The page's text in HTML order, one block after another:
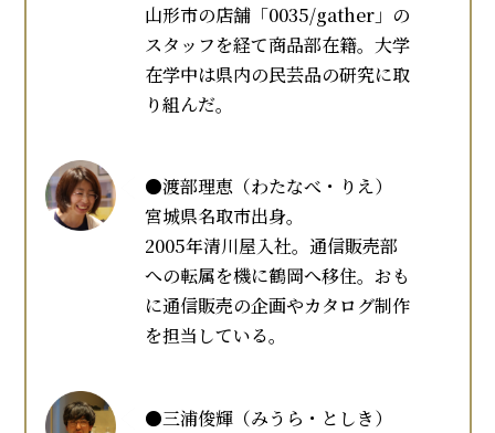
山形市の店舗「0035/gather」の
スタッフを経て商品部在籍。大学
在学中は県内の民芸品の研究に取
り組んだ。
●渡部理恵（わたなべ・りえ）
宮城県名取市出身。
2005年清川屋入社。通信販売部
への転属を機に鶴岡へ移住。おも
に通信販売の企画やカタログ制作
を担当している。
●三浦俊輝（みうら・としき）